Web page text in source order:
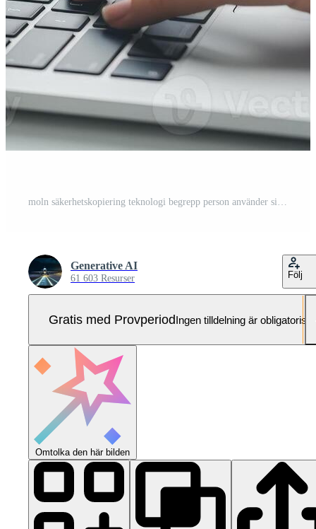
moln säkerhetskopiering teknologi begrepp person använder sig av bärbar dator till säkra data genom moln tjänster Pro Foto
Generative AI
61 603 Resurser Följ
Gratis med ProvperiodIngen tilldelning är obligatorisk
Omtolka den här bilden